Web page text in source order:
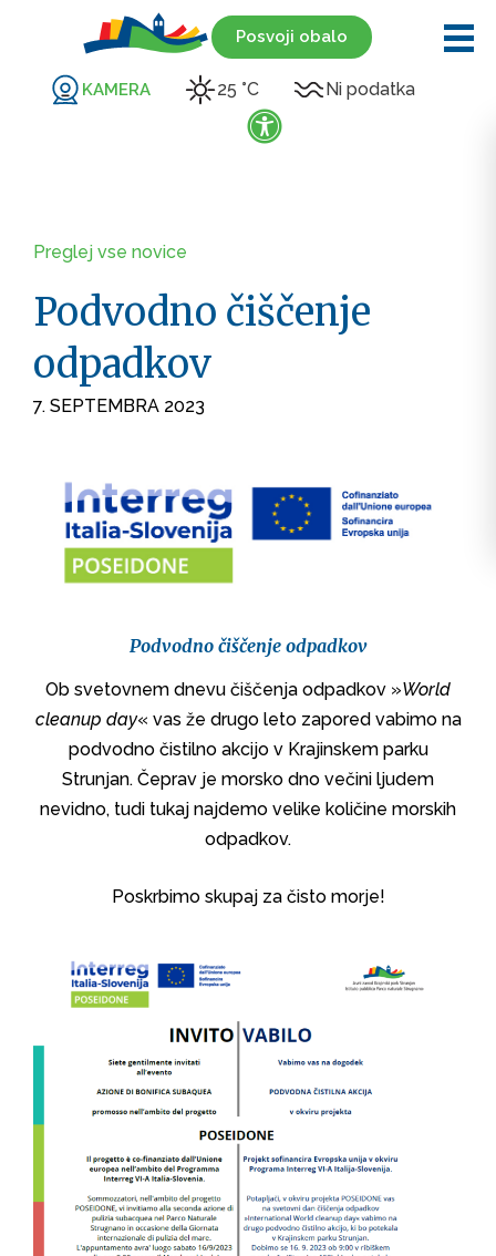
Posvoji obalo
KAMERA 25 °C Ni podatka
Preglej vse novice
Podvodno čiščenje
odpadkov
7. SEPTEMBRA 2023
Podvodno čiščenje odpadkov
Ob svetovnem dnevu čiščenja odpadkov »World
cleanup day« vas že drugo leto zapored vabimo na
podvodno čistilno akcijo v Krajinskem parku
Strunjan. Čeprav je morsko dno večini ljudem
nevidno, tudi tukaj najdemo velike količine morskih
odpadkov.
Poskrbimo skupaj za čisto morje!